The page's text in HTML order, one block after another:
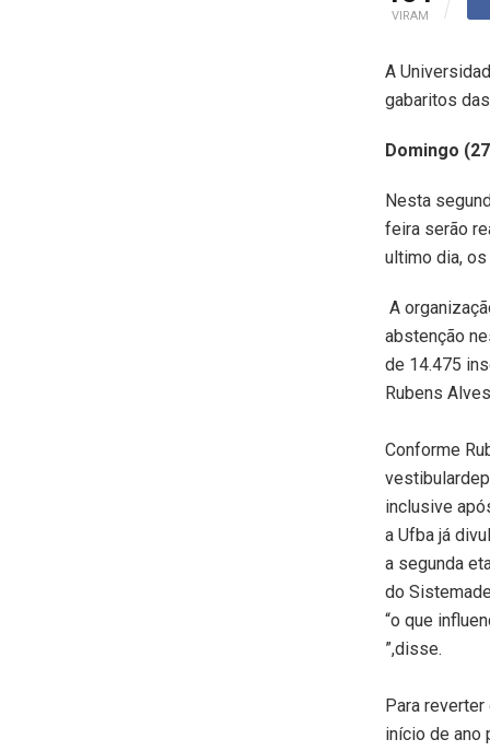
VIRAM
A
gabaritos
Domingo
Nesta
feira serão
ultimo dia,
A
abstenção
de 14.475
Rubens
Conforme
inclusive
a Ufba já
a segunda
do
“o que
”,disse.
Para
início de ano